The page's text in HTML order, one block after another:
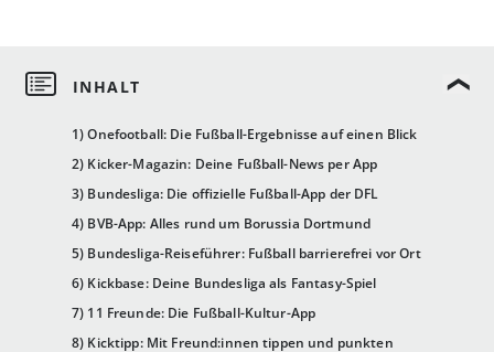
1) Onefootball: Die Fußball-Ergebnisse auf einen Blick
2) Kicker-Magazin: Deine Fußball-News per App
3) Bundesliga: Die offizielle Fußball-App der DFL
4) BVB-App: Alles rund um Borussia Dortmund
5) Bundesliga-Reiseführer: Fußball barrierefrei vor Ort
6) Kickbase: Deine Bundesliga als Fantasy-Spiel
7) 11 Freunde: Die Fußball-Kultur-App
8) Kicktipp: Mit Freund:innen tippen und punkten